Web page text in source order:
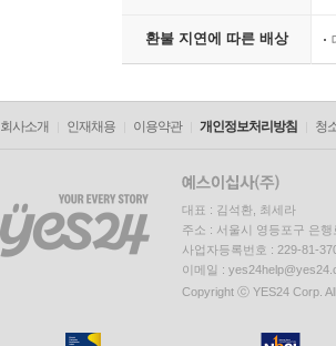
환불 지연에 따른 배상
회사소개 인재채용 이용약관 개인정보처리방침 청
대표 : 김석환, 최세라
주소 : 서울시 영등포구 은
사업자등록번호 : 229-81-
이메일 :
Copyright ⓒ YES24 Corp.